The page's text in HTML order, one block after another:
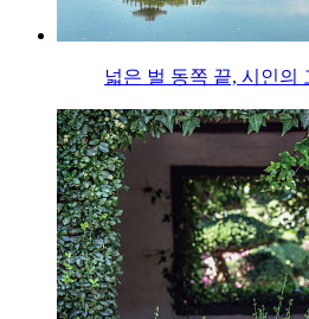
넓은 벌 동쪽 끝, 시인의